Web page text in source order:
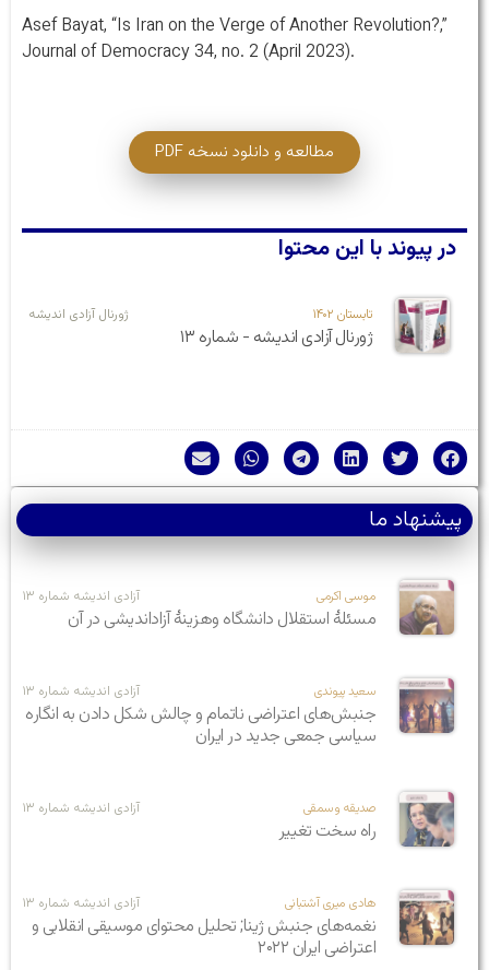
Asef Bayat, “Is Iran on the Verge of Another Revolution?,”
Journal of Democracy 34, no. 2 (April 2023).
مطالعه و دانلود نسخه PDF
در پیوند با این محتوا
تابستان ۱۴۰۲ ژورنال آزادی اندیشه
ژورنال آزادی اندیشه - شماره ۱۳
پیشنهاد ما
موسی اکرمی آزادی اندیشه شماره ۱۳
مسئلۀ استقلال دانشگاه وهزینۀ آزاداندیشی در آن
سعید پیوندی آزادی اندیشه شماره ۱۳
جنبش‌های اعتراضی ناتمام و چالش شکل دادن به انگاره
سیاسی جمعی جدید در ایران
صدیقه وسمقی آزادی اندیشه شماره ۱۳
راه سخت تغییر
هادی میری آشتبانی آزادی اندیشه شماره ۱۳
نغمه‌های جنبش ژینا; تحلیل محتوای موسیقی انقلابی و
اعتراضی ایران ۲۰۲۲